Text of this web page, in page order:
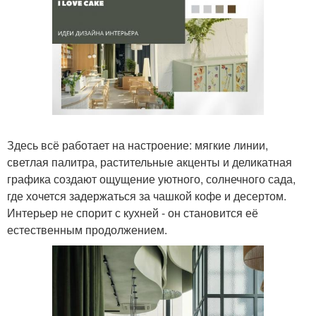
Здесь всё работает на настроение: мягкие линии,
светлая палитра, растительные акценты и деликатная
графика создают ощущение уютного, солнечного сада,
где хочется задержаться за чашкой кофе и десертом.
Интерьер не спорит с кухней - он становится её
естественным продолжением.